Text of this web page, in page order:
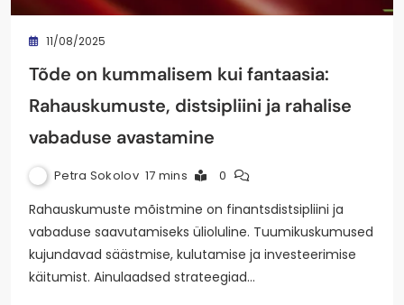
11/08/2025
Tõde on kummalisem kui fantaasia:
Rahauskumuste, distsipliini ja rahalise
vabaduse avastamine
Petra Sokolov 17 mins 0
Rahauskumuste mõistmine on finantsdistsipliini ja
vabaduse saavutamiseks ülioluline. Tuumikuskumused
kujundavad säästmise, kulutamise ja investeerimise
käitumist. Ainulaadsed strateegiad…